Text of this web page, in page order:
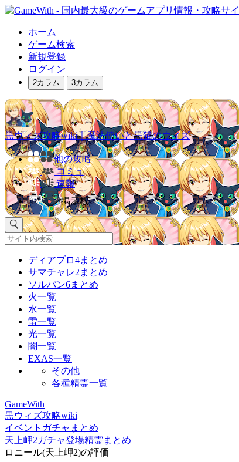
ホーム
ゲーム検索
新規登録
ログイン
2カラム 3カラム
黒ウィズ攻略wiki｜魔法使いと黒猫のウィズ
他の攻略
コミュ
速報
掲示板
ディアブロ4まとめ
サマチャレ2まとめ
ソルバン6まとめ
火一覧
水一覧
雷一覧
光一覧
闇一覧
EXAS一覧
その他
各種精霊一覧
GameWith
黒ウィズ攻略wiki
イベントガチャまとめ
天上岬2ガチャ登場精霊まとめ
ロニール(天上岬2)の評価